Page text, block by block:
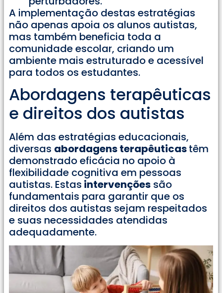
A implementação destas estratégias
não apenas apoia os alunos autistas,
mas também beneficia toda a
comunidade escolar, criando um
ambiente mais estruturado e acessível
para todos os estudantes.
Abordagens terapêuticas
e direitos dos autistas
Além das estratégias educacionais,
diversas abordagens terapêuticastêm
demonstrado eficácia no apoio à
flexibilidade cognitiva em pessoas
autistas. Estas intervenções são
fundamentais para garantir que os
direitos dos autistas sejam respeitados
e suas necessidades atendidas
adequadamente.